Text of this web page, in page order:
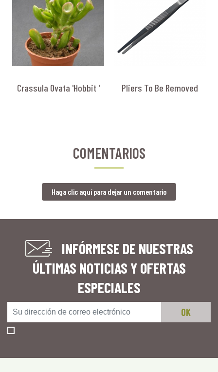
Crassula Ovata 'Hobbit ' Pliers To Be Removed
COMENTARIOS
Haga clic aquí para dejar un comentario
INFÓRMESE DE NUESTRAS
ÚLTIMAS NOTICIAS Y OFERTAS
ESPECIALES